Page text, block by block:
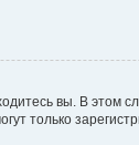
вы. В этом
только